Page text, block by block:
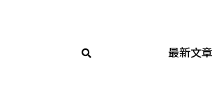
最新文章